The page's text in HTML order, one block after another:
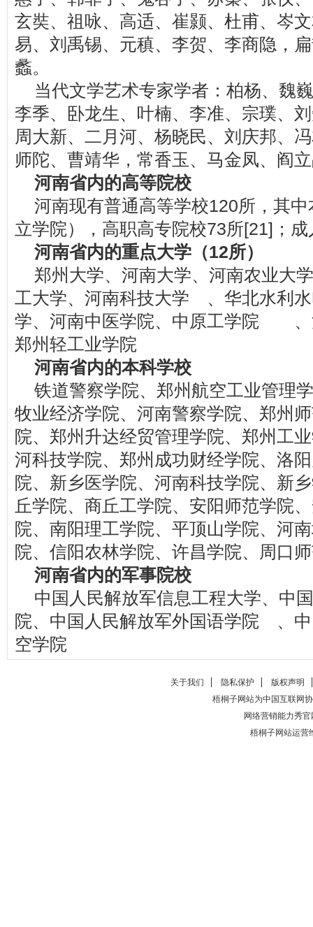
玄奘、祖咏、高适、崔颢、杜甫、岑
易、刘禹锡、元稹、李贺、李商隐，
蠡。
当代文学艺术专家学者：柏杨、魏
李季、卧龙生、叶楠、李准、宗璞、
周大新、二月河、杨晓民、刘庆邦、
师陀、曹靖华，常香玉、马金凤、阎
河南省内的高等院校
河南现有普通高等学校120所，其
立学院），高职高专院校73所[21]；
河南省内的重点大学（12所）
郑州大学、河南大学、河南农业大
工大学、河南科技大学 、华北水利
学、河南中医学院、中原工学院
郑州轻工业学院
河南省内的本科学校
铁道警察学院、郑州航空工业管理
牧业经济学院、河南警察学院、郑州
院、郑州升达经贸管理学院、郑州工
河科技学院、郑州成功财经学院、洛
院、新乡医学院、河南科技学院、新
丘学院、商丘工学院、安阳师范学院
院、南阳理工学院、平顶山学院、河
院、信阳农林学院、许昌学院、周口
河南省内的军事院校
中国人民解放军信息工程大学、中
院、中国人民解放军外国语学院 、
空学院
关于我们 隐私保护
版权声明
梧桐子网站为中国互联网
网络营销能力秀官
梧桐子网站运营